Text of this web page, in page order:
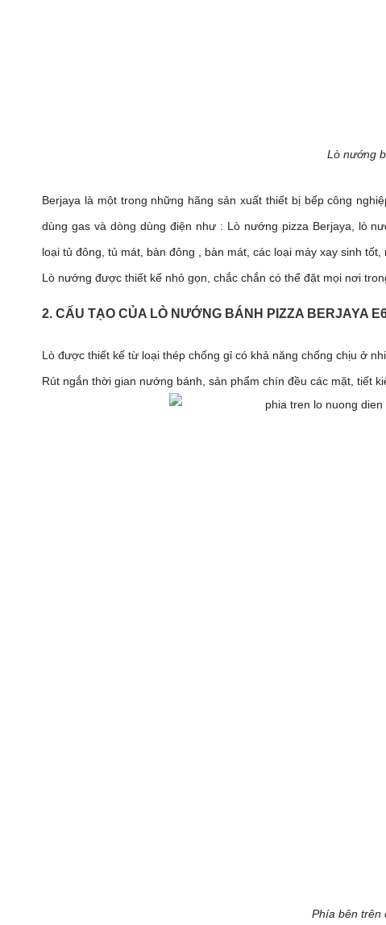
Lò nướng
Berjaya là một trong những hãng sản xuất thiết bị bếp công
dùng gas và dòng dùng điện như : Lò nướng pizza Berjaya, lò
loại tủ đông, tủ mát, bàn đông , bàn mát, các loại máy xay sinh
Lò nướng được thiết kế nhỏ gọn, chắc chắn có thể đặt mọi nơi
2. CẤU TẠO CỦA LÒ NƯỚNG BÁNH PIZZA BERJAYA
Lò được thiết kế từ loại thép chống gỉ có khả năng chống chịu ở
Rút ngắn thời gian nướng bánh, sản phẩm chín đều các mặt, tiết
Phía bên trên